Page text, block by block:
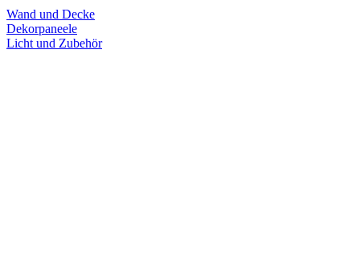
Wand und Decke
Dekorpaneele
Licht und Zubehör